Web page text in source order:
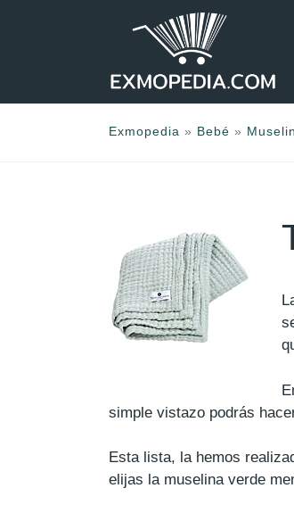
Exmopedia » Bebé »
simple vistazo podrás
Esta lista, la hemos
elijas la muselina verde